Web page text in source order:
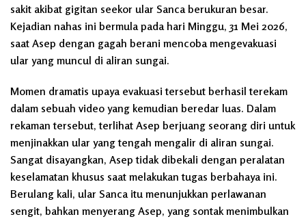
sakit akibat gigitan seekor ular Sanca berukuran besar.
Kejadian nahas ini bermula pada hari Minggu, 31 Mei 2026,
saat Asep dengan gagah berani mencoba mengevakuasi
ular yang muncul di aliran sungai.
Momen dramatis upaya evakuasi tersebut berhasil terekam
dalam sebuah video yang kemudian beredar luas. Dalam
rekaman tersebut, terlihat Asep berjuang seorang diri untuk
menjinakkan ular yang tengah mengalir di aliran sungai.
Sangat disayangkan, Asep tidak dibekali dengan peralatan
keselamatan khusus saat melakukan tugas berbahaya ini.
Berulang kali, ular Sanca itu menunjukkan perlawanan
sengit, bahkan menyerang Asep, yang sontak menimbulkan